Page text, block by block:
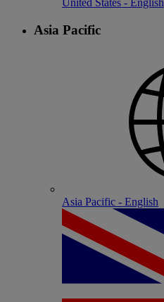
United States - English
Asia Pacific
Asia Pacific - English